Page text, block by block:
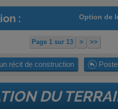
Option de
:
Page 1 sur 13 > >>
récit de construction
DU